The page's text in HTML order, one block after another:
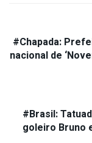
#Chapada:
nacional de
#Brasil:
goleiro Bruno